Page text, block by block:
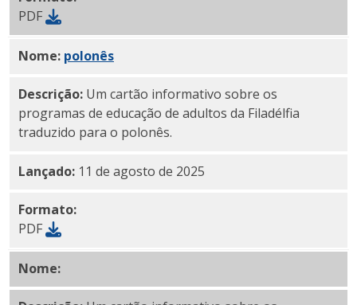
PDF
Nome: PDF
polonês
Descrição: Um cartão informativo sobre os
programas de educação de adultos da Filadélfia
traduzido para o polonês.
Lançado: 11 de agosto de 2025
Formato:
PDF
Nome:Português-BR PDF